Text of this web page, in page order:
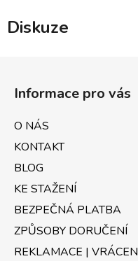
Diskuze
Informace pro vás
O NÁS
KONTAKT
BLOG
KE STAŽENÍ
BEZPEČNÁ PLATBA
ZPŮSOBY DORUČENÍ
REKLAMACE |